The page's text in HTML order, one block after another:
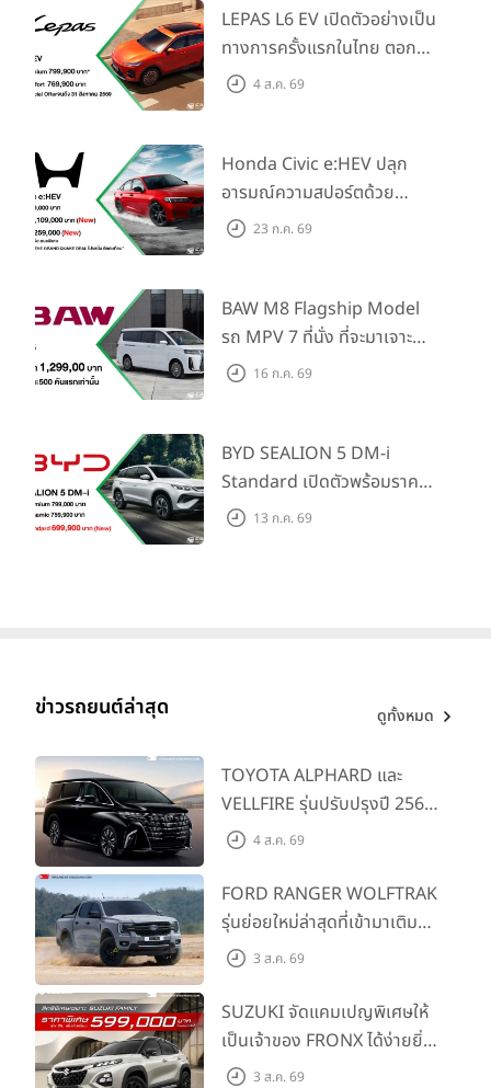
LEPAS L6 EV เปิดตัวอย่างเป็น
ทางการครั้งแรกในไทย ตอกย้ำ
วิสัยทัศน์ “Drive Your
4 ส.ค. 69
Honda Civic e:HEV ปลุก
อารมณ์ความสปอร์ตด้วย
Honda S+ Shift ครั้งแรกใน
Traffic Monitor เพียงจอง
ภายใน 31 ก.ค. 2569 รับบัตร
น้ำมันมูลค่า 10,000 บาท
23 ก.ค. 69
BAW M8 Flagship Model
รถ MPV 7 ที่นั่ง ที่จะมาเจาะ
ตลาดครอบครัวและองค์กรยุค
แรก)
16 ก.ค. 69
BYD SEALION 5 DM-i
Standard เปิดตัวพร้อมราคา
คาดการณ์ 699,900 บาท รุ่น
13 ก.ค. 69
ข่าวรถยนต์ล่าสุด ดูทั้งหมด
TOYOTA ALPHARD และ
VELLFIRE รุ่นปรับปรุงปี 2569
พร้อมรุ่นย่อยใหม่ HEV
4 ส.ค. 69
FORD RANGER WOLFTRAK
รุ่นย่อยใหม่ล่าสุดที่เข้ามาเติม
เต็มไลน์อัป พร้อมตอบโจทย์ทุก
พร้อมลุย ด้วยราคาพิเศษเริ่ม
ต้นที่ 9.49 แสนบาท
3 ส.ค. 69
SUZUKI จัดแคมเปญพิเศษให้
เป็นเจ้าของ FRONX ได้ง่ายยิ่ง
ขึ้นสำหรับรุ่น GL ราคาพิเศษ
3 ส.ค. 69